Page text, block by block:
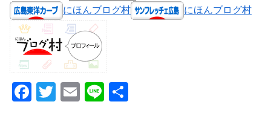
にほんブログ村 にほんブログ村
F
T
E
Li